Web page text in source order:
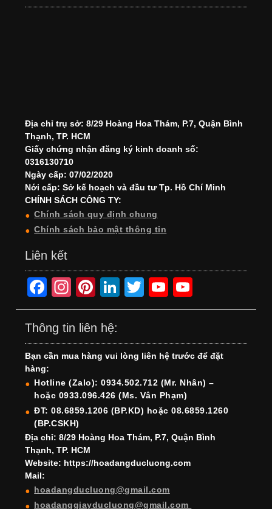
Địa chỉ trụ sở: 8/29 Hoàng Hoa Thám, P.7, Quận Bình
Thạnh, TP. HCM
Giấy chứng nhận đăng ký kinh doanh số:
0316130710
Ngày cấp: 07/02/2020
Nới cấp: Sở kế hoạch và đầu tư Tp. Hồ Chí Minh
CHÍNH SÁCH CÔNG TY:
Chính sách quy định chung
Chính sách bảo mật thông tin
Liên kết
F
a
c
e
b
o
o
k
In
st
a
gr
a
m
Pi
nt
er
e
st
Li
n
e
dI
n
T
wi
er
Y
o
T
u
b
e
o
T
u
b
e
h
Thông tin liên hệ:
Bạn cần mua hàng vui lòng liên hệ trước để đặt
hàng:
Hotline (Zalo): 0934.502.712 (Mr. Nhân) –
hoặc 0933.096.426 (Ms. Vân Phạm)
ĐT: 08.6859.1206 (BP.KD) hoặc 08.6859.1260
(BP.CSKH)
Địa chỉ: 8/29 Hoàng Hoa Thám, P.7, Quận Bình
Thạnh, TP. HCM
Website: https://hoadangducluong.com
Mail:
hoadangducluong@gmail.com
hoadanggiayducluong@gmail.com